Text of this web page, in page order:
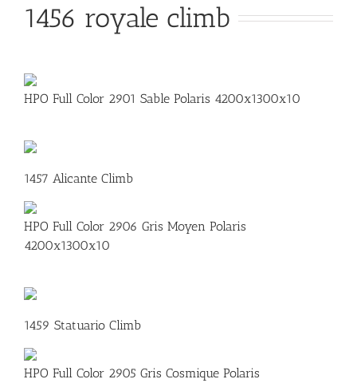
1456 royale climb
HPO Full Color 2901 Sable Polaris 4200x1300x10
1457 Alicante Climb
HPO Full Color 2906 Gris Moyen Polaris
4200x1300x10
1459 Statuario Climb
HPO Full Color 2905 Gris Cosmique Polaris